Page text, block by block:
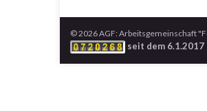
© 2026 AGF: Arbeitsgemeinschaft
seit dem 6.1.2017